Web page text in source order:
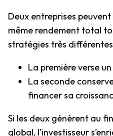
Deux entreprises
même rendement total
stratégies très
La première verse
La seconde
financer sa
Si les deux génèrent au
global, l’investisseur